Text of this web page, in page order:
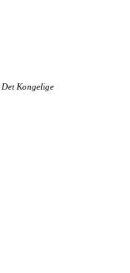
Det Kongelige